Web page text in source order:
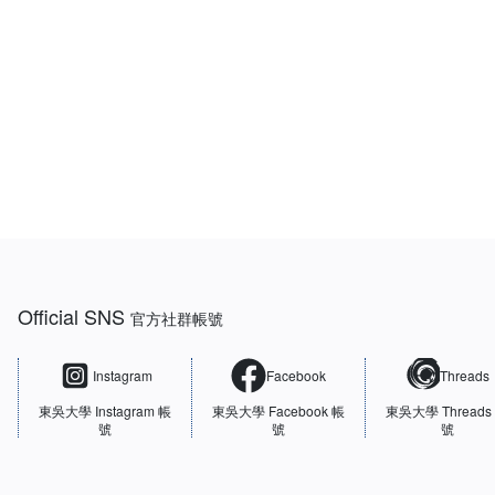
Official SNS 官方社群帳號
Instagram
東吳大學 Instagram 帳
號
Facebook
東吳大學 Facebook 帳
號
Threads
東吳大學Threads
號